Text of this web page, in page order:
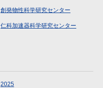
創発物性科学研究センター
仁科加速器科学研究センター
2025